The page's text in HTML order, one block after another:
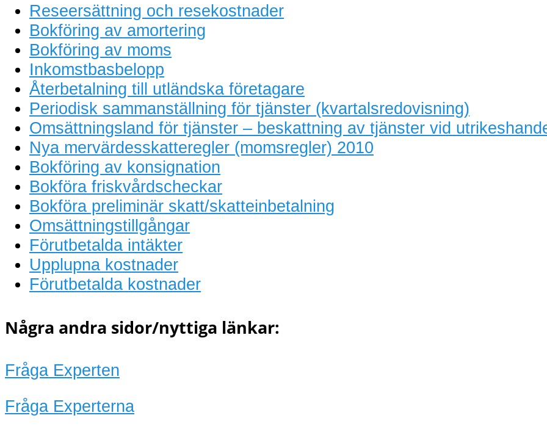
Reseersättning och resekostnader
Bokföring av amortering
Bokföring av moms
Inkomstbasbelopp
Återbetalning till utländska företagare
Periodisk sammanställning för tjänster (kvartalsredovisning)
Omsättningsland för tjänster – beskattning av tjänster vid
Nya mervärdesskatteregler (momsregler) 2010
Bokföring av konsignation
Bokföra friskvårdscheckar
Bokföra preliminär skatt/skatteinbetalning
Omsättningstillgångar
Förutbetalda intäkter
Upplupna kostnader
Förutbetalda kostnader
Några andra sidor/nyttiga länkar:
Fråga Experten
Fråga Experterna